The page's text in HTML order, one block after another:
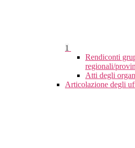
1
Rendiconti
regionali/
Atti degli
Articolazione degli